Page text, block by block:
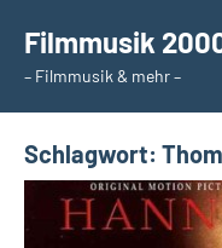
Inhalt
springen
Filmmusik
– Filmmusik & mehr –
Schlagwort: